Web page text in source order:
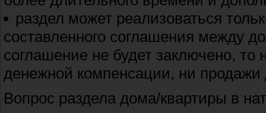
раздел может реализоваться
составленного соглашения между
соглашение не будет заключено, то
денежной компенсации, ни
Вопрос раздела дома/квартиры в